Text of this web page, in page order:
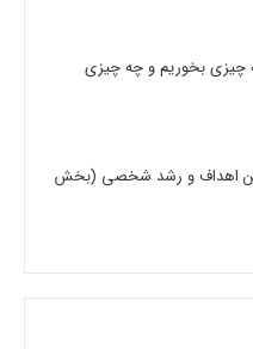
چیزی بخوریم و چه چیزی
اهداف و رشد شخصی (بخش